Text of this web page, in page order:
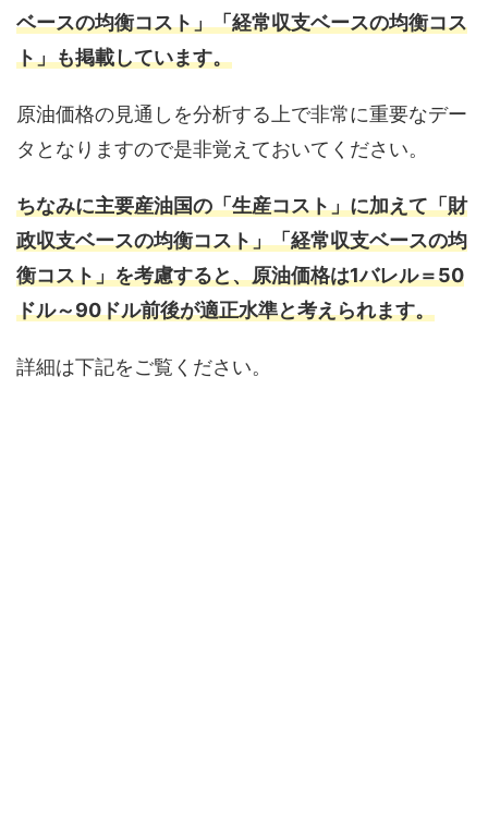
ベースの均衡コスト」「経常収支ベースの均衡コス
ト」も掲載しています。
原油価格の見通しを分析する上で非常に重要なデー
タとなりますので是非覚えておいてください。
ちなみに主要産油国の「生産コスト」に加えて「財
政収支ベースの均衡コスト」「経常収支ベースの均
衡コスト」を考慮すると、原油価格は1バレル＝50
ドル～90ドル前後が適正水準と考えられます。
詳細は下記をご覧ください。